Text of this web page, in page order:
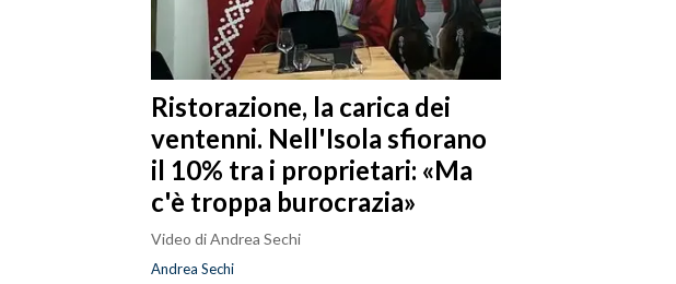
Ristorazione, la carica dei
ventenni. Nell'Isola sfiorano
il 10% tra i proprietari: «Ma
c'è troppa burocrazia»
Video di Andrea Sechi
Andrea Sechi